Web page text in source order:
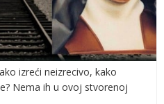
izreći neizrecivo, kako
Nema ih u ovoj stvorenoj